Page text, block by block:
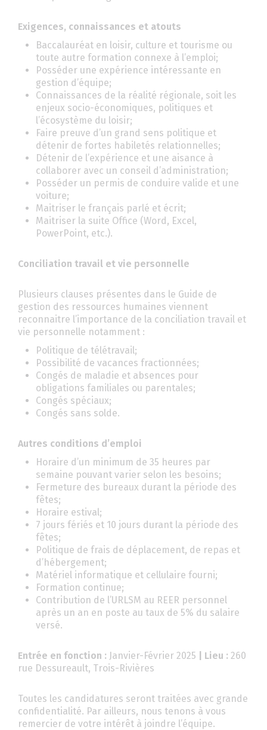
Exigences, connaissances et atouts
Baccalauréat en loisir, culture et tourisme ou
toute autre formation connexe à l’emploi;
Posséder une expérience intéressante en
gestion d’équipe;
Connaissances de la réalité régionale, soit les
enjeux socio-économiques, politiques et
l’écosystème du loisir;
Faire preuve d’un grand sens politique et
détenir de fortes habiletés relationnelles;
Détenir de l’expérience et une aisance à
collaborer avec un conseil d’administration;
Posséder un permis de conduire valide et une
voiture;
Maitriser le français parlé et écrit;
Maitriser la suite Office (Word, Excel,
PowerPoint, etc.).
Conciliation travail et vie personnelle
Plusieurs clauses présentes dans le Guide de
gestion des ressources humaines viennent
reconnaitre l’importance de la conciliation travail et
vie personnelle notamment :
Politique de télétravail;
Possibilité de vacances fractionnées;
Congés de maladie et absences pour
obligations familiales ou parentales;
Congés spéciaux;
Congés sans solde.
Autres conditions d’emploi
Horaire d’un minimum de 35 heures par
semaine pouvant varier selon les besoins;
Fermeture des bureaux durant la période des
fêtes;
Horaire estival;
7 jours fériés et 10 jours durant la période des
fêtes;
Politique de frais de déplacement, de repas et
d’hébergement;
Matériel informatique et cellulaire fourni;
Formation continue;
Contribution de l’URLSM au REER personnel
après un an en poste au taux de 5% du salaire
versé.
Entrée en fonction : Janvier-Février 2025 | Lieu : 260
rue Dessureault, Trois-Rivières
Toutes les candidatures seront traitées avec grande
confidentialité. Par ailleurs, nous tenons à vous
remercier de votre intérêt à joindre l’équipe.